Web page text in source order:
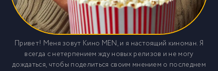
Привет! Меня зовут Кино MEN, и я настоящий киноман. Я
всегда с нетерпением жду новых релизов и не могу
дождаться, чтобы поделиться своим мнением о последнем